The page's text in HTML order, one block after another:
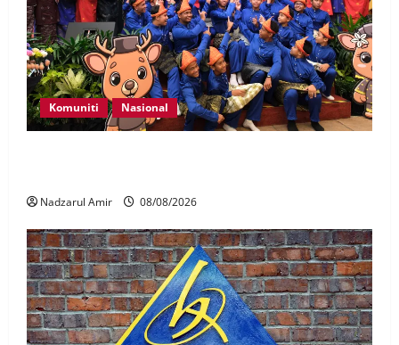
Komuniti Nasional
Nadzarul Amir 08/08/2026